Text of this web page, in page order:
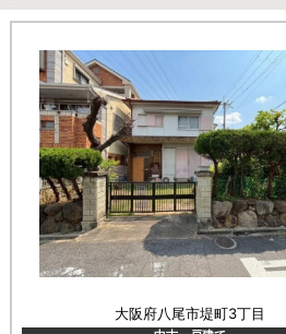
大阪府八尾市堤町3丁目